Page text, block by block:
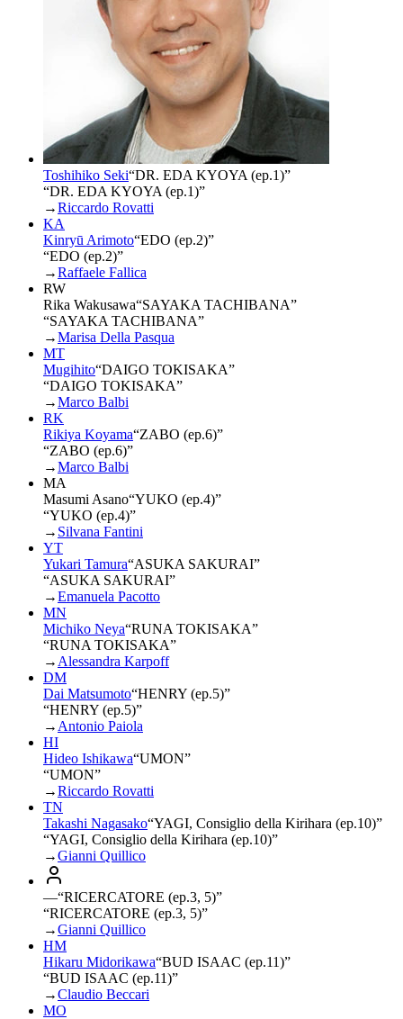
Toshihiko Seki“DR. EDA KYOYA (ep.1)”
“DR. EDA KYOYA (ep.1)”
→Riccardo Rovatti
KA
Kinryū Arimoto“EDO (ep.2)”
“EDO (ep.2)”
→Raffaele Fallica
RW
Rika Wakusawa“SAYAKA TACHIBANA”
“SAYAKA TACHIBANA”
→Marisa Della Pasqua
MT
Mugihito“DAIGO TOKISAKA”
“DAIGO TOKISAKA”
→Marco Balbi
RK
Rikiya Koyama“ZABO (ep.6)”
“ZABO (ep.6)”
→Marco Balbi
MA
Masumi Asano“YUKO (ep.4)”
“YUKO (ep.4)”
→ Silvana Fantini
YT
Yukari Tamura“ASUKA SAKURAI”
“ASUKA SAKURAI”
→Emanuela Pacotto
MN
Michiko Neya“RUNA TOKISAKA”
“RUNA TOKISAKA”
→ Alessandra Karpoff
DM
Dai Matsumoto“HENRY (ep.5)”
“HENRY (ep.5)”
→ Antonio Paiola
HI
Hideo Ishikawa“UMON”
“UMON”
→Riccardo Rovatti
TN
Takashi Nagasako“YAGI, Consiglio della Kirihara (ep.10)”
“YAGI, Consiglio della Kirihara (ep.10)”
→Gianni Quillico
—“RICERCATORE (ep.3, 5)”
“RICERCATORE (ep.3, 5)”
→Gianni Quillico
HM
Hikaru Midorikawa“BUD ISAAC (ep.11)”
“BUD ISAAC (ep.11)”
→Claudio Beccari
MO